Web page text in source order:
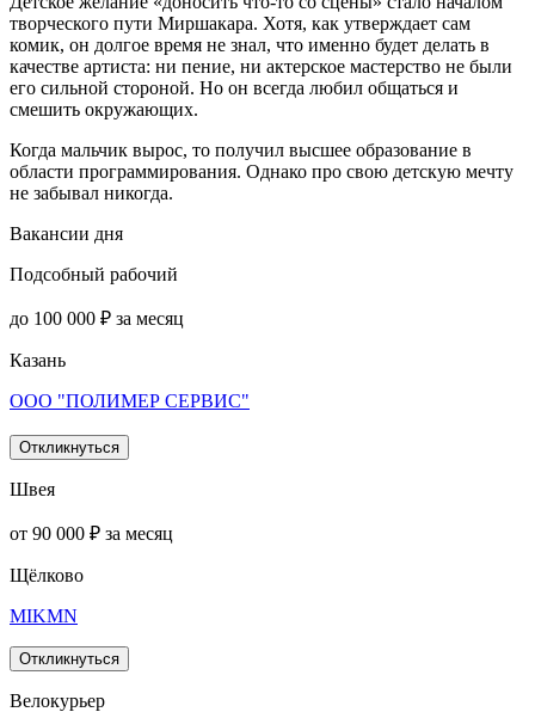
творческого пути Миршакара. Хотя, как утверждает сам
комик, он долгое время не знал, что именно будет делать в
качестве артиста: ни пение, ни актерское мастерство не были
его сильной стороной. Но он всегда любил общаться и
смешить окружающих.
Когда мальчик вырос, то получил высшее образование в
области программирования. Однако про свою детскую мечту
не забывал никогда.
Вакансии дня
Подсобный рабочий
до 100 000 ₽ за месяц
Казань
ООО "ПОЛИМЕР СЕРВИС"
Откликнуться
Швея
от 90 000 ₽ за месяц
Щёлково
MIKMN
Откликнуться
Велокурьер